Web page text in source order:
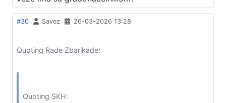
#30 Savez 26-03-2026 13:28
Quoting Rade Zbarikade:
Quoting SKH: